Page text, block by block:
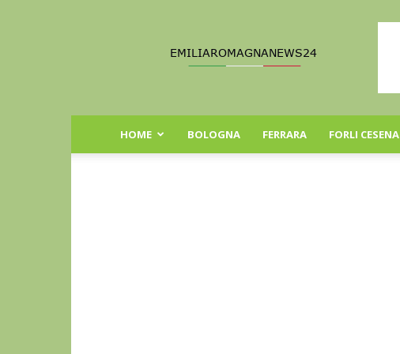
Romagna
HOME BOLOGNA FERRARA FORLI CESENA